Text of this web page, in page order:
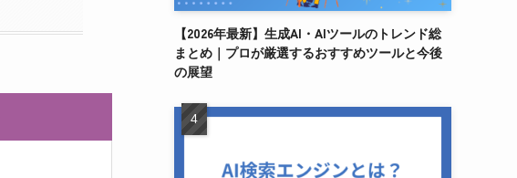
【2026年最新】生成AI・AIツールのトレンド総
まとめ｜プロが厳選するおすすめツールと今後
の展望